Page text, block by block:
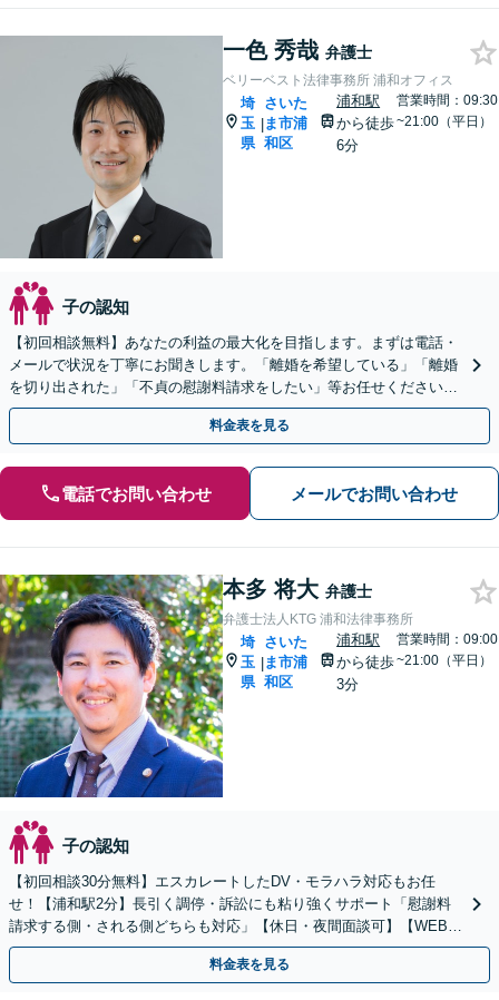
一色 秀哉 弁護士
ベリーベスト法律事務所 浦和オフィス
埼
玉
県
|
さいた
ま市浦
和区
浦和駅
から徒歩
6分
営業時間：09:30
~21:00（平日）
子の認知
【初回相談無料】あなたの利益の最大化を目指します。まずは電話・
メールで状況を丁寧にお聞きします。「離婚を希望している」「離婚
を切り出された」「不貞の慰謝料請求をしたい」等お任せください。
【リーズナブルな料金設定】
料金表を見る
電話でお問い合わせ メールでお問い合わせ
本多 将大 弁護士
弁護士法人KTG 浦和法律事務所
埼
玉
県
|
さいた
ま市浦
和区
浦和駅
から徒歩
3分
営業時間：09:00
~21:00（平日）
子の認知
【初回相談30分無料】エスカレートしたDV・モラハラ対応もお任
せ！【浦和駅2分】長引く調停・訴訟にも粘り強くサポート「慰謝料
請求する側・される側どちらも対応」【休日・夜間面談可】【WEB相
談対応可】
料金表を見る